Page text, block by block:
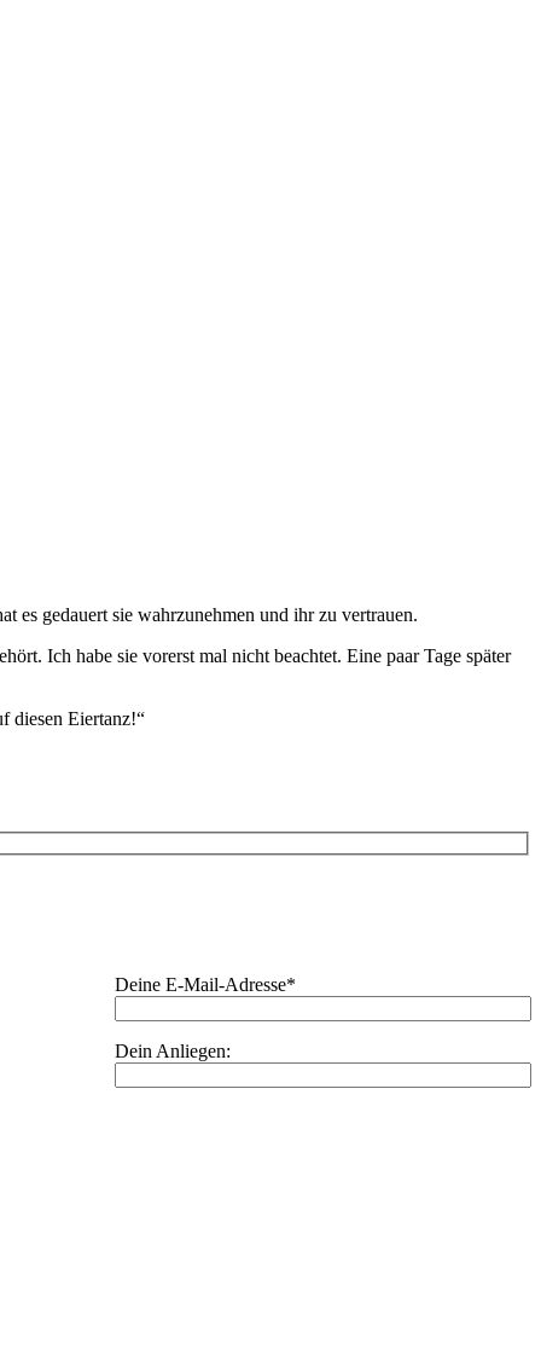
es gedauert sie wahrzunehmen und ihr zu vertrauen.
Ich habe sie vorerst mal nicht beachtet. Eine paar Tage später
diesen Eiertanz!“
Deine E-Mail-Adresse*
Dein Anliegen: